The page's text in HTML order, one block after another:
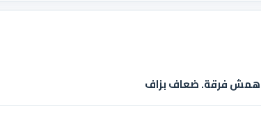
فرقة. ضعاف بزاف